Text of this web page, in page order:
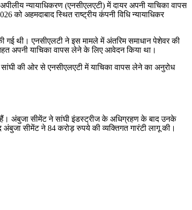
न्यायाधिकरण (एनसीएलएटी) में दायर अपनी याचिका वापस
अहमदाबाद स्थित राष्ट्रीय कंपनी विधि न्यायाधिकर
गई थी। एनसीएलटी ने इस मामले में अंतरिम समाधान पेशेवर की
अपनी याचिका वापस लेने के लिए आवेदन किया था।
की ओर से एनसीएलएटी में याचिका वापस लेने का अनुरोध
हैं। अंबुजा सीमेंट ने सांघी इंडस्ट्रीज के अधिग्रहण के बाद उनके
सीमेंट ने 84 करोड़ रुपये की व्यक्तिगत गारंटी लागू की।